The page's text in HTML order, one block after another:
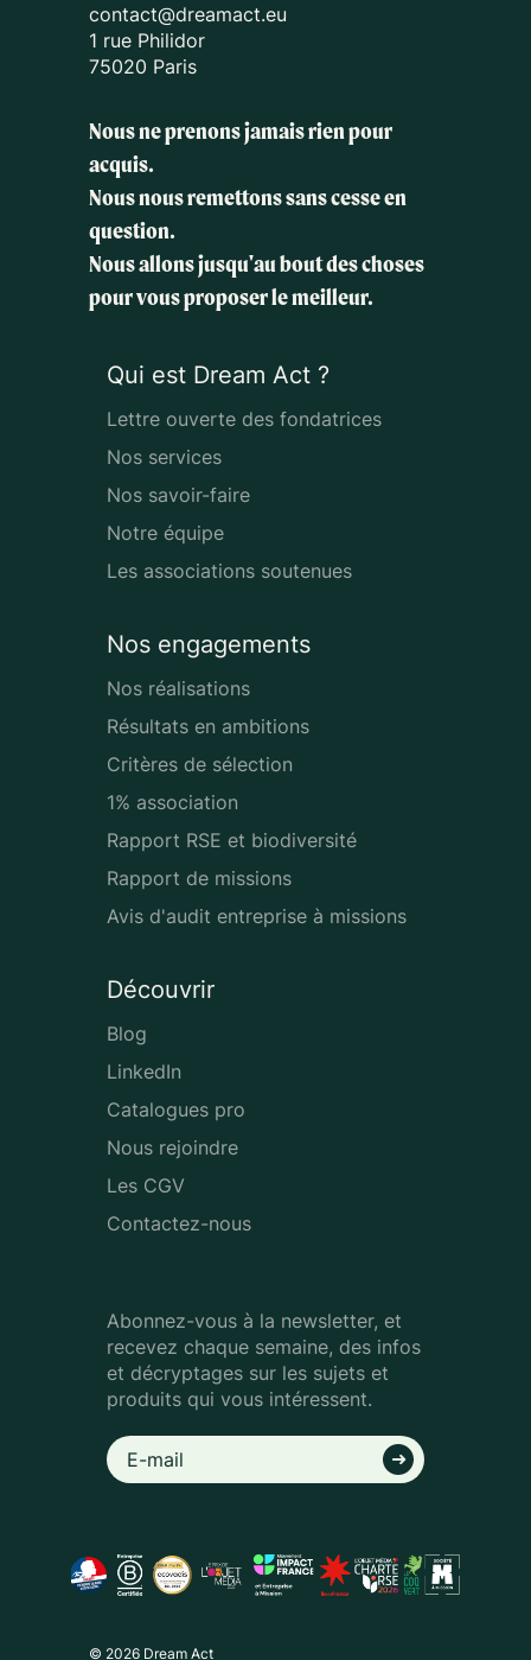
contact@dreamact.eu
1 rue Philidor
75020 Paris
Nous ne prenons jamais rien pour
acquis.
Nous nous remettons sans cesse en
question.
Nous allons jusqu'au bout des choses
pour vous proposer le meilleur.
Qui est Dream Act ?
Lettre ouverte des fondatrices
Nos services
Nos savoir-faire
Notre équipe
Les associations soutenues
Nos engagements
Nos réalisations
Résultats en ambitions
Critères de sélection
1% association
Rapport RSE et biodiversité
Rapport de missions
Avis d'audit entreprise à missions
Découvrir
Blog
LinkedIn
Catalogues pro
Nous rejoindre
Les CGV
Contactez-nous
Abonnez-vous à la newsletter, et
recevez chaque semaine, des infos
et décryptages sur les sujets et
produits qui vous intéressent.
© 2026 Dream Act